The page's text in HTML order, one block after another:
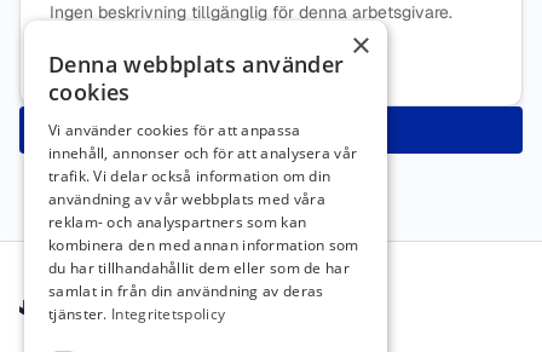
Ingen beskrivning tillgänglig för denna arbetsgivare.
Mer information om arbetsgivaren
Ansök nu
Sidfot
×
Denna webbplats använder
cookies
Vi använder cookies för att anpassa
innehåll, annonser och för att analysera vår
trafik. Vi delar också information om din
användning av vår webbplats med våra
reklam- och analyspartners som kan
kombinera den med annan information som
du har tillhandahållit dem eller som de har
samlat in från din användning av deras
tjänster. Integritetspolicy